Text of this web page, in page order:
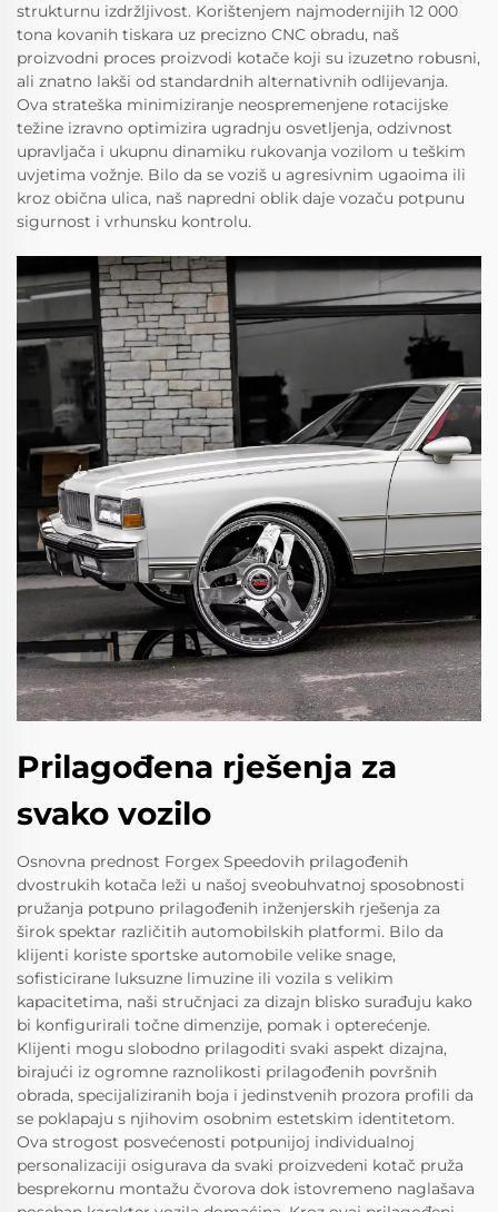
strukturnu izdržljivost. Korištenjem najmodernijih 12 000
tona kovanih tiskara uz precizno CNC obradu, naš
proizvodni proces proizvodi kotače koji su izuzetno robusni,
ali znatno lakši od standardnih alternativnih odlijevanja.
Ova strateška minimiziranje neospremenjene rotacijske
težine izravno optimizira ugradnju osvetljenja, odzivnost
upravljača i ukupnu dinamiku rukovanja vozilom u teškim
uvjetima vožnje. Bilo da se voziš u agresivnim ugaoima ili
kroz obična ulica, naš napredni oblik daje vozaču potpunu
sigurnost i vrhunsku kontrolu.
Prilagođena rješenja za
svako vozilo
Osnovna prednost Forgex Speedovih prilagođenih
dvostrukih kotača leži u našoj sveobuhvatnoj sposobnosti
pružanja potpuno prilagođenih inženjerskih rješenja za
širok spektar različitih automobilskih platformi. Bilo da
klijenti koriste sportske automobile velike snage,
sofisticirane luksuzne limuzine ili vozila s velikim
kapacitetima, naši stručnjaci za dizajn blisko surađuju kako
bi konfigurirali točne dimenzije, pomak i opterećenje.
Klijenti mogu slobodno prilagoditi svaki aspekt dizajna,
birajući iz ogromne raznolikosti prilagođenih površnih
obrada, specijaliziranih boja i jedinstvenih prozora profili da
se poklapaju s njihovim osobnim estetskim identitetom.
Ova strogost posvećenosti potpunijoj individualnoj
personalizaciji osigurava da svaki proizvedeni kotač pruža
besprekornu montažu čvorova dok istovremeno naglašava